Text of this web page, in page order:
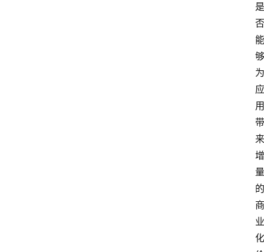
是
否
能
够
为
应
用
带
来
增
量
的
商
业
化